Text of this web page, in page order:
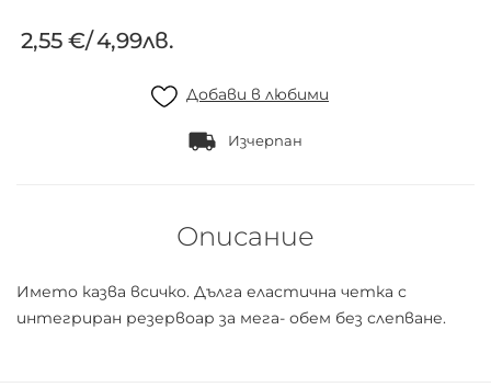
2,55 €/4,99лв.
Добави в любими
Изчерпан
Описание
Името казва всичко. Дълга еластична четка с
интегриран резервоар за мега- обем без слепване.